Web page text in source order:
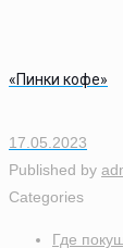
«Пинки кофе»
17.05.2023
Published by
Categories
Где